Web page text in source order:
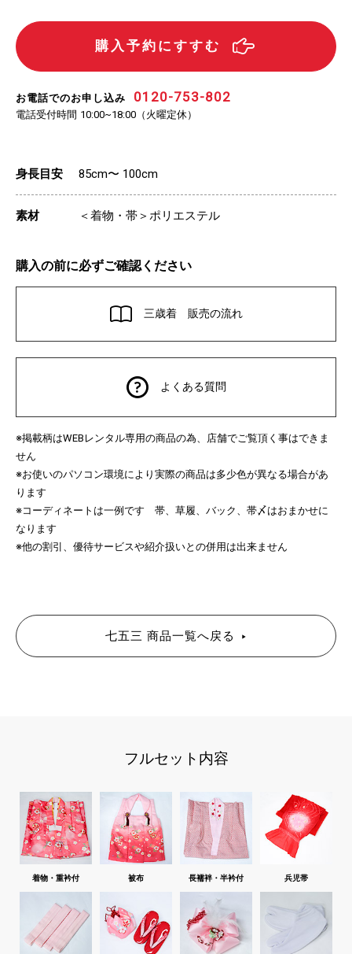
購入予約にすすむ
お電話でのお申し込み 0120-753-802
電話受付時間 10:00~18:00 （火曜定休）
身長目安 85cm〜 100cm
素材 ＜着物・帯＞ポリエステル
購入の前に必ずご確認ください
三歳着 販売の流れ
よくある質問
※掲載柄はWEB レンタル専用の商品の為、店舗でご覧頂く事はできま
せん
※お使いのパソコン環境により実際の商品は多少色が異なる場合があ
ります
※コーディネートは一例です 帯、草履、バック、帯〆はおまかせに
なります
※他の割引、優待サービスや紹介扱いとの併用は出来ません
七五三 商品一覧へ戻る
フルセット内容
着物・重衿付 被布 長襦袢・半衿付 兵児帯